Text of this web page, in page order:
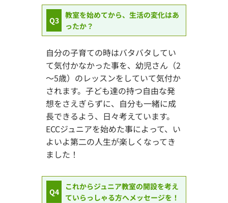
Q3
教室を始めてから、生活の変化はあ
ったか？
自分の子育ての時はバタバタしてい
て気付かなかった事を、幼児さん（2
～5歳）のレッスンをしていて気付か
されます。子ども達の持つ自由な発
想をさえぎらずに、自分も一緒に成
長できるよう、日々考えています。
ECCジュニアを始めた事によって、い
よいよ第二の人生が楽しくなってき
ました！
Q4
これからジュニア教室の開設を考え
ていらっしゃる方へメッセージを！